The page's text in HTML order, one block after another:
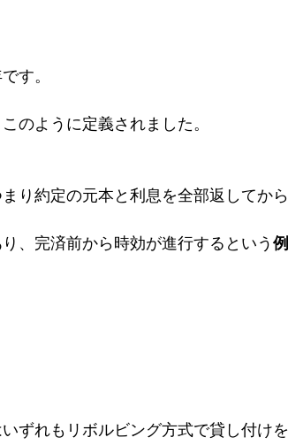
す。
のように定義されました。
り約定の元本と利息を全部返してから
、完済前から時効が進行するという 例
ずれもリボルビング方式で貸し付けを